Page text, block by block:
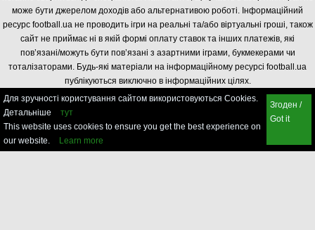
може бути джерелом доходів або альтернативою роботі. Інформаційний
ресурс football.ua не проводить ігри на реальні та/або віртуальні гроші, також
сайт не приймає ні в якій формі оплату ставок та інших платежів, які
пов’язані/можуть бути пов’язані з азартними іграми, букмекерами чи
тоталізаторами. Будь-які матеріали на інформаційному ресурсі football.ua
публікуються виключно в інформаційних цілях.
Для зручності користування сайтом використовуються Cookies.
Детальніше
тут
This website uses cookies to ensure you get the best experience on
our website.
Learn more
Згоден /
Got it